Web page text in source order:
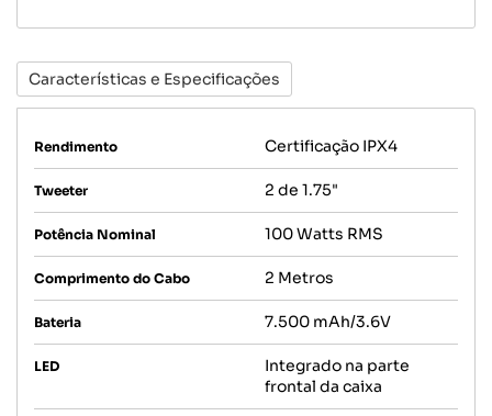
Características e Especificações
Rendimento Certificação IPX4
Tweeter 2 de 1.75"
Potência Nominal 100 Watts RMS
Comprimento do Cabo 2 Metros
Bateria 7.500 mAh/3.6V
LED
Integrado na parte
frontal da caixa